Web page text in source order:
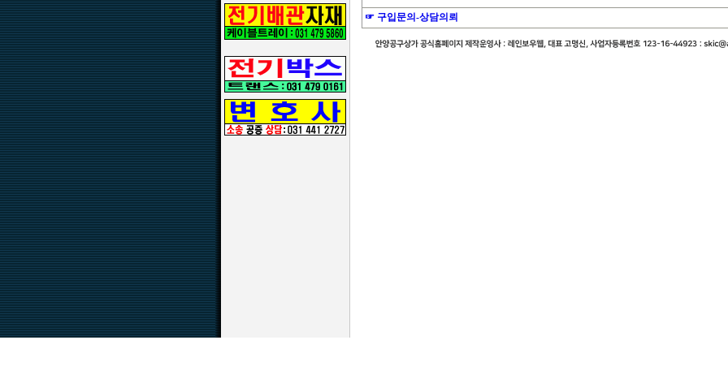
☞ 구입문의-상담의뢰